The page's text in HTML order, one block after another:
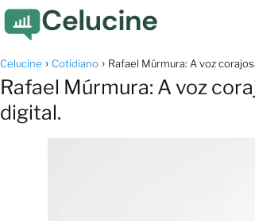
Celucine Cotidiano Rafael Múrmura: A voz
Rafael Múrmura: A voz
digital.